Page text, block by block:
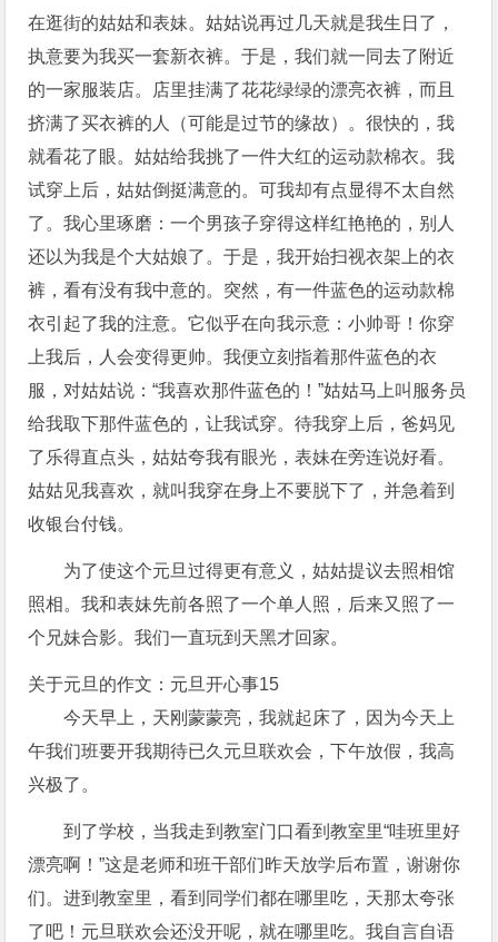
在逛街的姑姑和表妹。姑姑说再过几天就是我生日了，
执意要为我买一套新衣裤。于是，我们就一同去了附近
的一家服装店。店里挂满了花花绿绿的漂亮衣裤，而且
挤满了买衣裤的人（可能是过节的缘故）。很快的，我
就看花了眼。姑姑给我挑了一件大红的运动款棉衣。我
试穿上后，姑姑倒挺满意的。可我却有点显得不太自然
了。我心里琢磨：一个男孩子穿得这样红艳艳的，别人
还以为我是个大姑娘了。于是，我开始扫视衣架上的衣
裤，看有没有我中意的。突然，有一件蓝色的运动款棉
衣引起了我的注意。它似乎在向我示意：小帅哥！你穿
上我后，人会变得更帅。我便立刻指着那件蓝色的衣
服，对姑姑说：“我喜欢那件蓝色的！”姑姑马上叫服务员
给我取下那件蓝色的，让我试穿。待我穿上后，爸妈见
了乐得直点头，姑姑夸我有眼光，表妹在旁连说好看。
姑姑见我喜欢，就叫我穿在身上不要脱下了，并急着到
收银台付钱。
为了使这个元旦过得更有意义，姑姑提议去照相馆
照相。我和表妹先前各照了一个单人照，后来又照了一
个兄妹合影。我们一直玩到天黑才回家。
关于元旦的作文：元旦开心事15
今天早上，天刚蒙蒙亮，我就起床了，因为今天上
午我们班要开我期待已久元旦联欢会，下午放假，我高
兴极了。
到了学校，当我走到教室门口看到教室里“哇班里好
漂亮啊！”这是老师和班干部们昨天放学后布置，谢谢你
们。进到教室里，看到同学们都在哪里吃，天那太夸张
了吧！元旦联欢会还没开呢，就在哪里吃。我自言自语